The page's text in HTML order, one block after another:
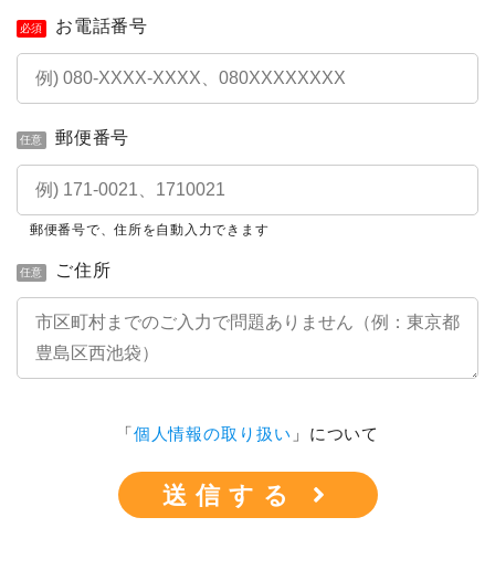
必須 お電話番号
任意 郵便番号
郵便番号で、住所を自動入力できます
任意 ご住所
「個人情報の取り扱い 」について